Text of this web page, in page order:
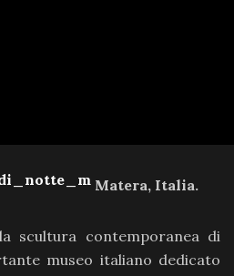
Matera, Italia.
scultura contemporanea di
museo italiano dedicato